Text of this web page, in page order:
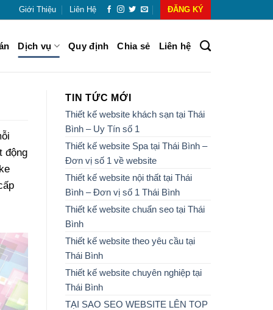
Giới Thiệu Liên Hệ ĐĂNG KÝ
Dịch vụ Quy định Chia sẻ Liên hệ
động
TIN TỨC MỚI
Thiết kế website khách sạn tại Thái
Bình – Uy Tín số 1
Thiết kế website Spa tại Thái Bình –
Đơn vị số 1 về website
Thiết kế website nội thất tại Thái
Bình – Đơn vị số 1 Thái Bình
Thiết kế website chuẩn seo tại Thái
Bình
Thiết kế website theo yêu cầu tại
Thái Bình
Thiết kế website chuyên nghiệp tại
Thái Bình
TẠI SAO SEO WEBSITE LÊN TOP